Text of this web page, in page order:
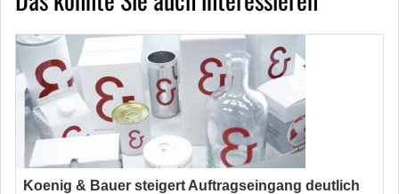
Koenig & Bauer steigert Auftragseingang deutlich